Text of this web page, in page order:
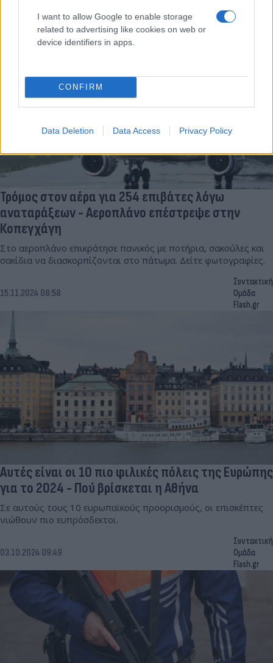
I want to allow Google to enable storage
related to advertising like cookies on web or
device identifiers in apps.
CONFIRM
Data Deletion Data Access Privacy Policy
29.11.2024 17:47
Ομάδα
Τρόμος στον αέρα για 254 επιβάτες λόγω
αναταράξεων - Αεροπλάνο επέστρεψε στην
Κοπεγχάγη
Στο αεροπλάνο επικράτησε πανικός με ποτήρια, σακούλες και
σακίδια να διασκορπίζονται στο πάτωμα. Δείτε φωτογραφίες.
15.11.2024 08:58
Συντακτική
Ομάδα
Flash.gr
Aυτές είναι οι 10 πιο φιλικές πόλεις της Ευρώπης
για το 2024 - Πού βρίσκεται η Αθήνα
Σε αυτούς τους 10 ευρωπαϊκούς προορισμούς, οι επισκέπτες
νιώθουν πιο ευπρόσδεκτοι.
03.10.2024 09:49
Συντακτική
Ομάδα
Flash.gr